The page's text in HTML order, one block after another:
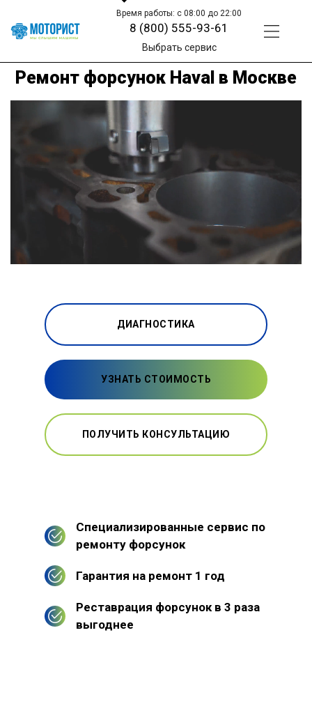
Время работы: с 08:00 до 22:00
8 (800) 555-93-61
Выбрать сервис
Ремонт форсунок Haval в Москве
ДИАГНОСТИКА
УЗНАТЬ СТОИМОСТЬ
ПОЛУЧИТЬ КОНСУЛЬТАЦИЮ
Специализированные сервис по
ремонту форсунок
Гарантия на ремонт 1 год
Реставрация форсунок в 3 раза
выгоднее